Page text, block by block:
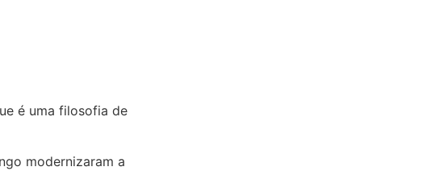
é uma filosofia de
modernizaram a